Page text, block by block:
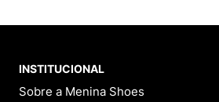
INSTITUCIONAL
Sobre a Menina Shoes